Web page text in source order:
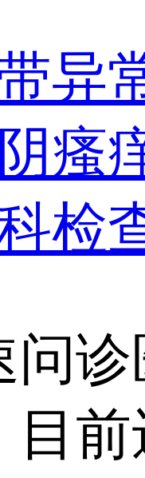
异
瘙
检
问诊
目前